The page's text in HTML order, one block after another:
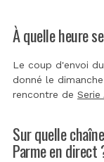
À quelle heure
Le coup d'envoi
donné le
rencontre de Serie
Sur quelle
Parme en direct